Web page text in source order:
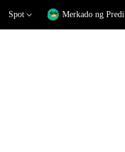
Spot Merkado ng